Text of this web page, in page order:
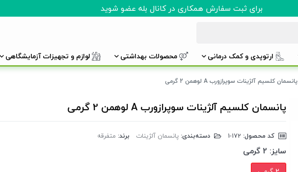
برای ثبت سفارش همکاری در کانال بله عضو شوید
ارتوپدی و کمک درمانی محصولات بهداشتی لوازم و تجهیزات آزمایشگاهی
پانسمان کلسیم آلژینات سوپرازورب A لوهمن 2 گرمی
پانسمان کلسیم آلژینات سوپرازورب A لوهمن 2 گرمی
کد محصول: دسته‌بندی: پانسمان آلژینات برند: متفرقه
سایز: 2 گرمی